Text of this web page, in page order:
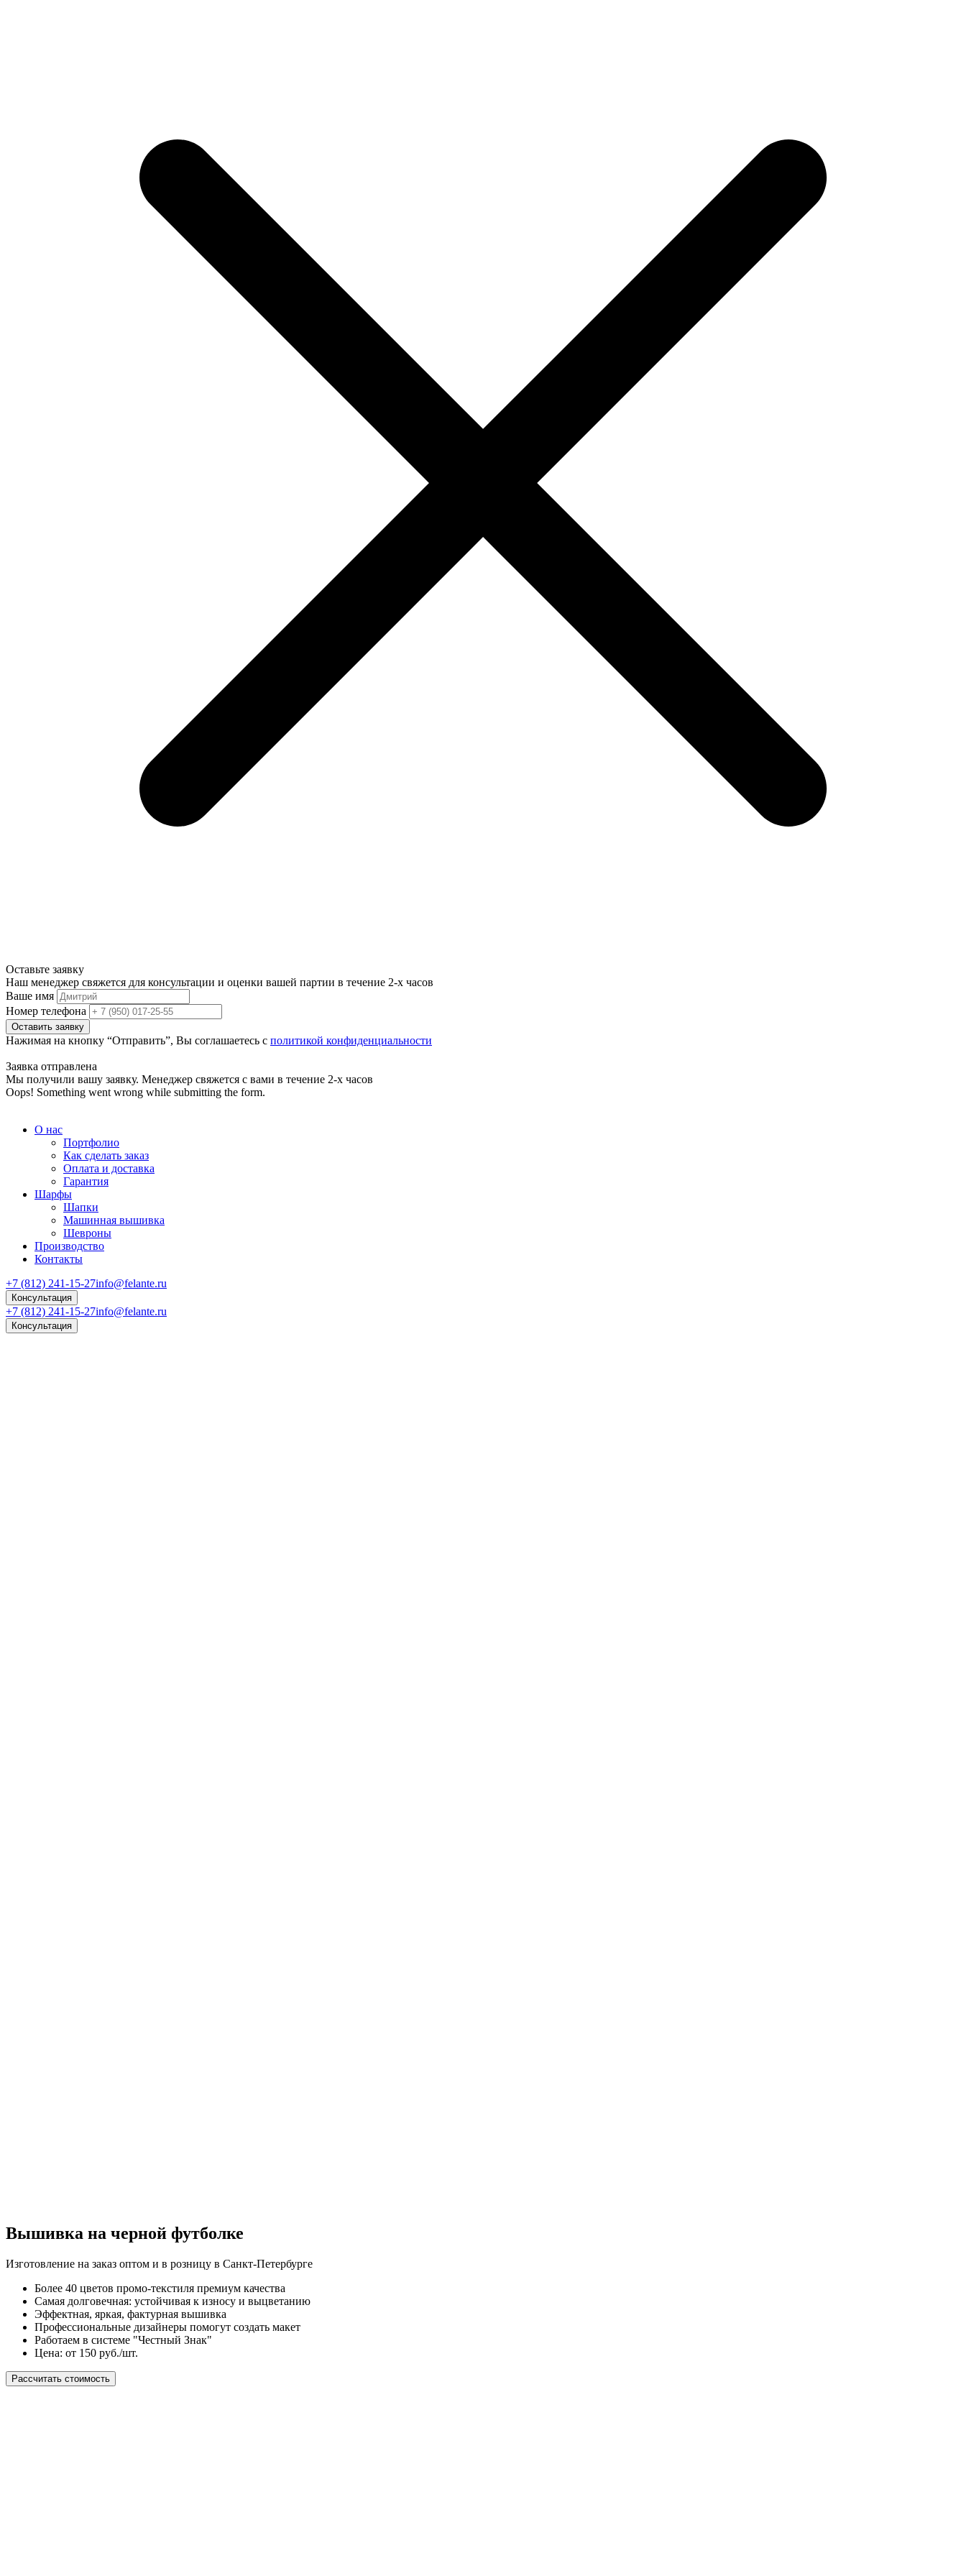
Оставьте заявку
Наш менеджер свяжется для консультации и оценки вашей партии в течение 2-х часов
Ваше имя
Номер телефона
Нажимая на кнопку “Отправить”, Вы соглашаетесь с политикой конфиденциальности
Заявка отправлена
Мы получили вашу заявку. Менеджер свяжется с вами в течение 2-х часов
Oops! Something went wrong while submitting the form.
О нас
Портфолио
Как сделать заказ
Оплата и доставка
Гарантия
Шарфы
Шапки
Машинная вышивка
Шевроны
Производство
Контакты
+7 (812) 241-15-27info@felante.ru
Консультация
+7 (812) 241-15-27info@felante.ru
Консультация
Вышивка на черной футболке
Изготовление на заказ оптом и в розницу в Санкт-Петербурге
Более 40 цветов промо-текстиля премиум качества
Самая долговечная: устойчивая к износу и выцветанию
Эффектная, яркая, фактурная вышивка
Профессиональные дизайнеры помогут создать макет
Работаем в системе "Честный Знак"
Цена: от 150 руб./шт.
Рассчитать стоимость